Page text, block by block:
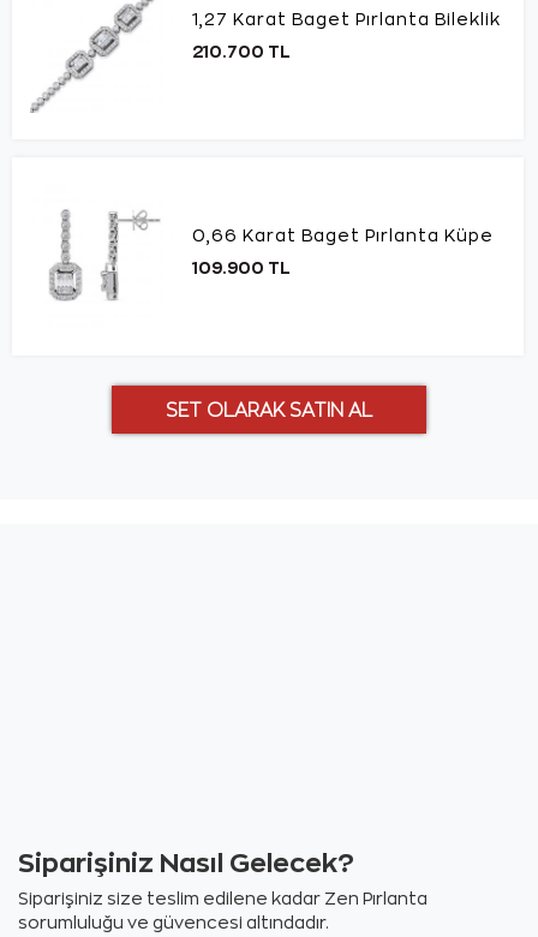
1,27 Karat Baget Pırlanta Bileklik
210.700 TL
0,66 Karat Baget Pırlanta Küpe
109.900 TL
Siparişiniz Nasıl Gelecek?
Siparişiniz size teslim edilene kadar Zen Pırlanta
sorumluluğu ve güvencesi altındadır.